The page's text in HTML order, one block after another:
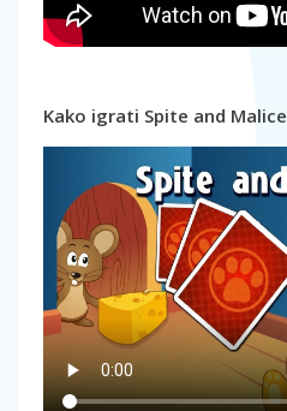
Kako igrati Spite and Malice